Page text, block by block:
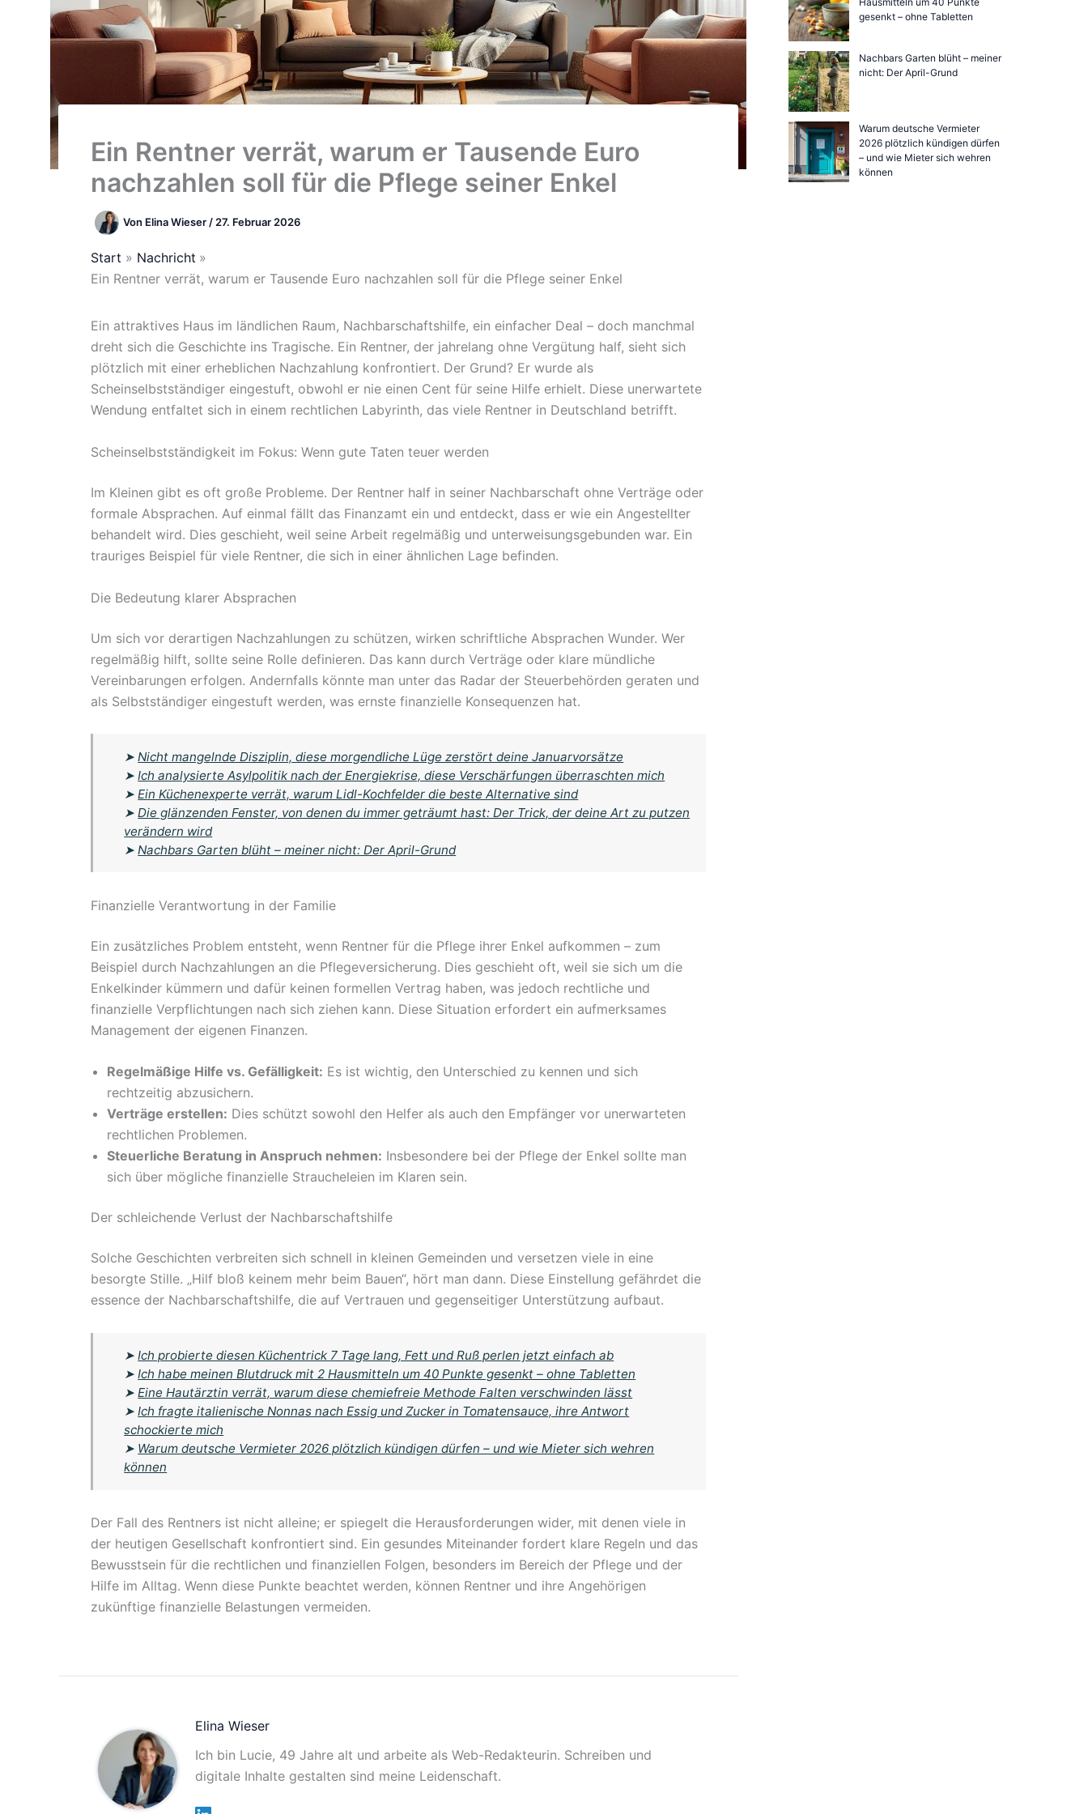
Ein Rentner verrät, warum er Tausende Euro
nachzahlen soll für die Pflege seiner Enkel
Von Elina Wieser / 27. Februar 2026
Start
Nachricht
Ein Rentner verrät, warum er Tausende Euro nachzahlen soll für die Pflege seiner Enkel
Ein attraktives Haus im ländlichen Raum, Nachbarschaftshilfe, ein einfacher Deal – doch manchmal
dreht sich die Geschichte ins Tragische. Ein Rentner, der jahrelang ohne Vergütung half, sieht sich
plötzlich mit einer erheblichen Nachzahlung konfrontiert. Der Grund? Er wurde als
Scheinselbstständiger eingestuft, obwohl er nie einen Cent für seine Hilfe erhielt. Diese unerwartete
Wendung entfaltet sich in einem rechtlichen Labyrinth, das viele Rentner in Deutschland betrifft.
Scheinselbstständigkeit im Fokus: Wenn gute Taten teuer werden
Im Kleinen gibt es oft große Probleme. Der Rentner half in seiner Nachbarschaft ohne Verträge oder
formale Absprachen. Auf einmal fällt das Finanzamt ein und entdeckt, dass er wie ein Angestellter
behandelt wird. Dies geschieht, weil seine Arbeit regelmäßig und unterweisungsgebunden war. Ein
trauriges Beispiel für viele Rentner, die sich in einer ähnlichen Lage befinden.
Die Bedeutung klarer Absprachen
Um sich vor derartigen Nachzahlungen zu schützen, wirken schriftliche Absprachen Wunder. Wer
regelmäßig hilft, sollte seine Rolle definieren. Das kann durch Verträge oder klare mündliche
Vereinbarungen erfolgen. Andernfalls könnte man unter das Radar der Steuerbehörden geraten und
als Selbstständiger eingestuft werden, was ernste finanzielle Konsequenzen hat.
➤Nicht mangelnde Disziplin, diese morgendliche Lüge zerstört deine Januarvorsätze
➤Ich analysierte Asylpolitik nach der Energiekrise, diese Verschärfungen überraschten mich
➤Ein Küchenexperte verrät, warum Lidl-Kochfelder die beste Alternative sind
➤Die glänzenden Fenster, von denen du immer geträumt hast: Der Trick, der deine Art zu putzen
verändern wird
➤Nachbars Garten blüht – meiner nicht: Der April-Grund
Finanzielle Verantwortung in der Familie
Ein zusätzliches Problem entsteht, wenn Rentner für die Pflege ihrer Enkel aufkommen – zum
Beispiel durch Nachzahlungen an die Pflegeversicherung. Dies geschieht oft, weil sie sich um die
Enkelkinder kümmern und dafür keinen formellen Vertrag haben, was jedoch rechtliche und
finanzielle Verpflichtungen nach sich ziehen kann. Diese Situation erfordert ein aufmerksames
Management der eigenen Finanzen.
Regelmäßige Hilfe vs. Gefälligkeit: Es ist wichtig, den Unterschied zu kennen und sich
rechtzeitig abzusichern.
Verträge erstellen: Dies schützt sowohl den Helfer als auch den Empfänger vor unerwarteten
rechtlichen Problemen.
Steuerliche Beratung in Anspruch nehmen: Insbesondere bei der Pflege der Enkel sollte man
sich über mögliche finanzielle Straucheleien im Klaren sein.
Der schleichende Verlust der Nachbarschaftshilfe
Solche Geschichten verbreiten sich schnell in kleinen Gemeinden und versetzen viele in eine
besorgte Stille. „Hilf bloß keinem mehr beim Bauen“, hört man dann. Diese Einstellung gefährdet die
essence der Nachbarschaftshilfe, die auf Vertrauen und gegenseitiger Unterstützung aufbaut.
➤Ich probierte diesen Küchentrick 7 Tage lang, Fett und Ruß perlen jetzt einfach ab
➤Ich habe meinen Blutdruck mit 2 Hausmitteln um 40 Punkte gesenkt – ohne Tabletten
➤Eine Hautärztin verrät, warum diese chemiefreie Methode Falten verschwinden lässt
➤Ich fragte italienische Nonnas nach Essig und Zucker in Tomatensauce, ihre Antwort
schockierte mich
➤ Warum deutsche Vermieter 2026 plötzlich kündigen dürfen – und wie Mieter sich wehren
können
Der Fall des Rentners ist nicht alleine; er spiegelt die Herausforderungen wider, mit denen viele in
der heutigen Gesellschaft konfrontiert sind. Ein gesundes Miteinander fordert klare Regeln und das
Bewusstsein für die rechtlichen und finanziellen Folgen, besonders im Bereich der Pflege und der
Hilfe im Alltag. Wenn diese Punkte beachtet werden, können Rentner und ihre Angehörigen
zukünftige finanzielle Belastungen vermeiden.
Elina Wieser
Ich bin Lucie, 49 Jahre alt und arbeite als Web-Redakteurin. Schreiben und
digitale Inhalte gestalten sind meine Leidenschaft.
gesenkt – ohne Tabletten
Nachbars Garten blüht – meiner
nicht: Der April-Grund
Warum deutsche Vermieter
2026 plötzlich kündigen dürfen
– und wie Mieter sich wehren
können